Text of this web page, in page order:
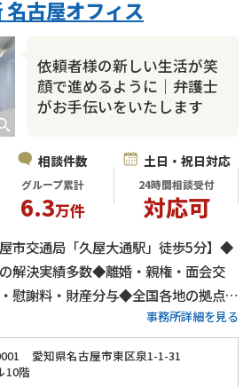
依頼者様の新しい生活が笑
顔で進めるように｜弁護士
がお手伝いをいたします
古屋オフィス
相談件数
グループ累計
6.3万件
土日・祝日対応
24時間相談受付
対応可
屋市交通局「久屋大通駅」徒歩5分】◆
解決実績多数◆離婚・親権・面会交
慰謝料・財産分与◆全国各地の拠点と
共有し問題解決に役立てています
事務所詳細を見る
愛知県名古屋市東区泉1-1-31
10階